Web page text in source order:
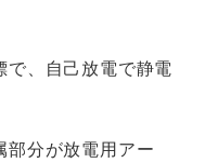
、自己放電で静電
部分が放電用アー